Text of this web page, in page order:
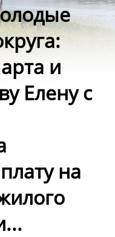
и
Елену с
на